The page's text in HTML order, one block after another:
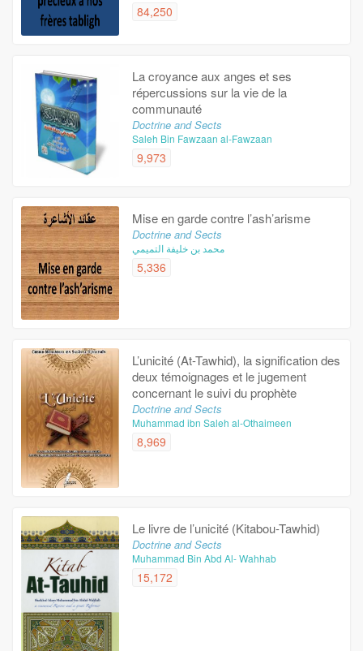
84,250
La croyance aux anges et ses
répercussions sur la vie de la
communauté
Doctrine and Sects
Saleh Bin Fawzaan al-Fawzaan
9,973
Mise en garde contre l’ash’arisme
Doctrine and Sects
محمد بن خليفة التميمي
5,336
L’unicité (At-Tawhid), la signification des
deux témoignages et le jugement
concernant le suivi du prophète
Doctrine and Sects
Muhammad ibn Saleh al-Othaimeen
8,969
Le livre de l’unicité (Kitabou-Tawhid)
Doctrine and Sects
Muhammad Bin Abd Al- Wahhab
15,172